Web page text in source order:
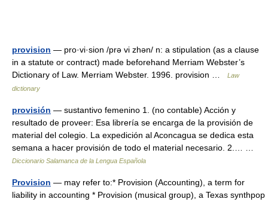
provision — pro·vi·sion /prə vi zhən/ n: a stipulation (as a clause
in a statute or contract) made beforehand Merriam Webster’s
Dictionary of Law. Merriam Webster. 1996. provision …
Law
dictionary
provisión — sustantivo femenino 1. (no contable) Acción y
resultado de proveer: Esa librería se encarga de la provisión de
material del colegio. La expedición al Aconcagua se dedica esta
semana a hacer provisión de todo el material necesario. 2.… …
Diccionario Salamanca de la Lengua Española
Provision — may refer to:* Provision (Accounting), a term for
liability in accounting * Provision (musical group), a Texas synthpop